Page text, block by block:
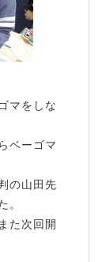
マをしな
ベーゴマ
の山田先
。
た次回開